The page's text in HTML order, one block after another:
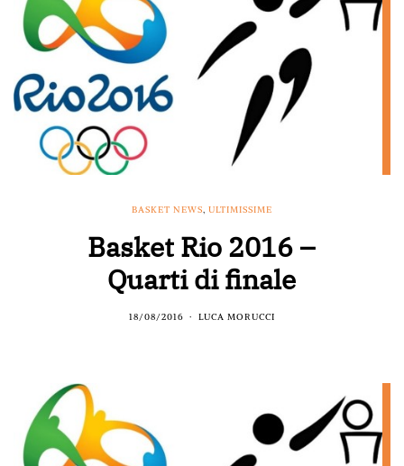
BASKET NEWS, ULTIMISSIME
Basket Rio 2016 –
Quarti di finale
18/08/2016 LUCA MORUCCI